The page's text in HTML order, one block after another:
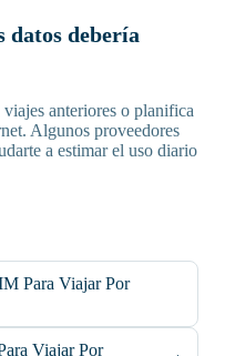
datos debería
viajes anteriores o planifica
Algunos proveedores
a estimar el uso diario
Para Viajar Por
Viajar Por